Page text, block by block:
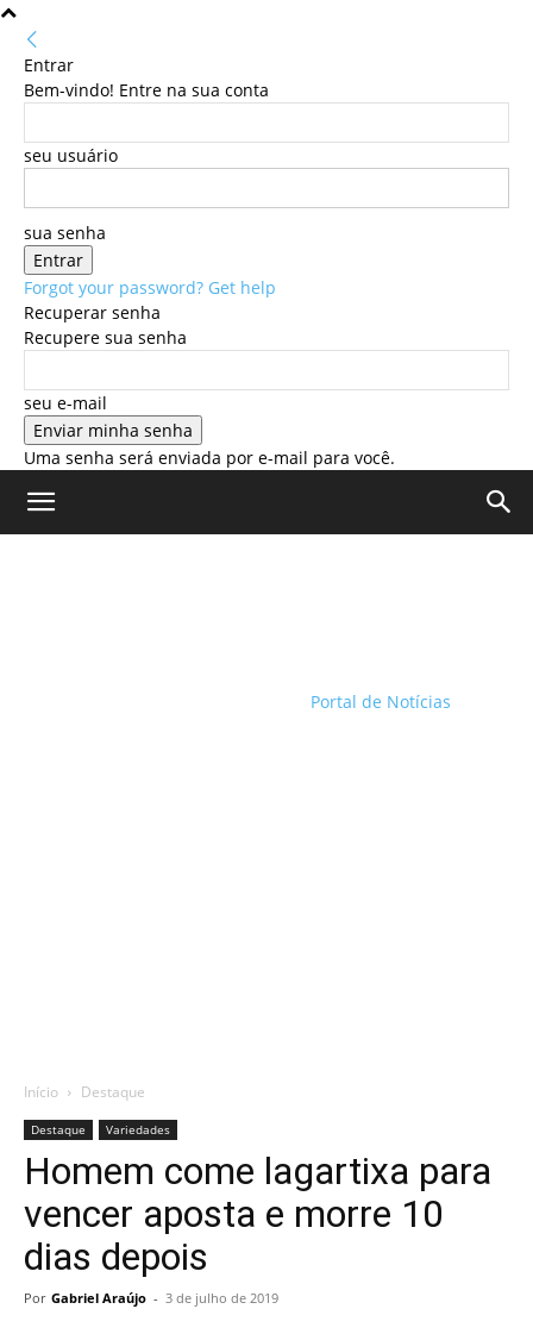
Entrar
Bem-vindo! Entre na sua conta
seu usuário
sua senha
Forgot your password? Get help
Recuperar senha
Recupere sua senha
seu e-mail
Uma senha será enviada por e-mail para você.
Portal de Notícias
Início Destaque
Destaque Variedades
Homem come lagartixa para
vencer aposta e morre 10
dias depois
Por Gabriel Araújo - 3 de julho de 2019